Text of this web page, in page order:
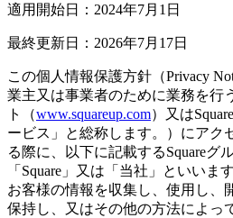
適用開始日：2024年7月1日
最終更新日：2026年7月17日
この個人情報保護方針（Privacy
業主又は事業者のために業務を行
ト（www.squareup.com）又は
ービス」と総称します。）にアク
る際に、以下に記載するSquareグ
「Square」又は「当社」といいま
お客様の情報を収集し、使用し、
保持し、又はその他の方法によっ